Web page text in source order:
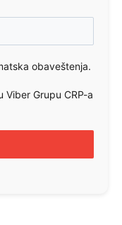
obaveštenja.
Viber Grupu CRP-a